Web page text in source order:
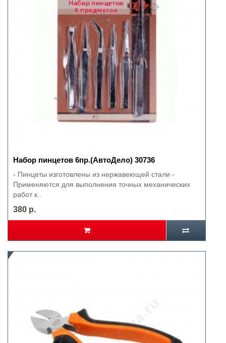
Набор пинцетов 6пр.(АвтоДело) 30736
- Пинцеты изготовлены из нержавеющей стали -
Применяются для выполнения точных механических
работ к..
380 р.